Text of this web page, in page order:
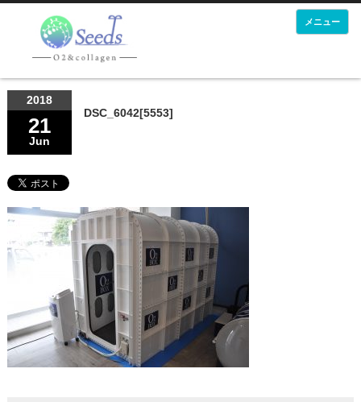
メニュー
2018
21
Jun
DSC_6042[5553]